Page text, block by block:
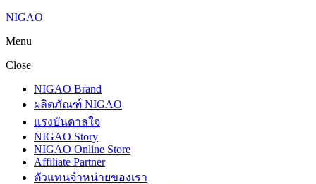
NIGAO
Menu
Close
NIGAO Brand
ผลิตภัณฑ์ NIGAO
แรงบันดาลใจ
NIGAO Story
NIGAO Online Store
Affiliate Partner
ตัวแทนจำหน่ายของเรา